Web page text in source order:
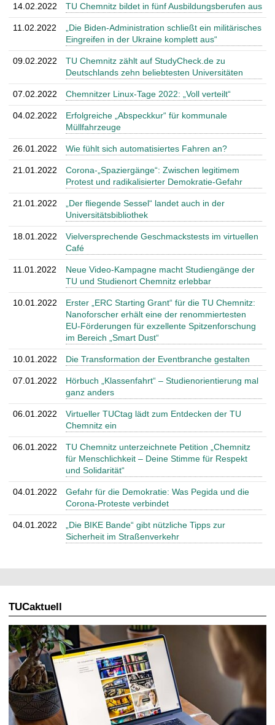
14.02.2022 TU Chemnitz bildet in fünf Ausbildungsberufen aus
11.02.2022
„Die Biden-Administration schließt ein militärisches
Eingreifen in der Ukraine komplett aus“
09.02.2022
TU Chemnitz zählt auf StudyCheck.de zu
Deutschlands zehn beliebtesten Universitäten
07.02.2022 Chemnitzer Linux-Tage 2022: „Voll verteilt“
04.02.2022
Erfolgreiche „Abspeckkur“ für kommunale
Müllfahrzeuge
26.01.2022 Wie fühlt sich automatisiertes Fahren an?
21.01.2022
Corona-„Spaziergänge“: Zwischen legitimem
Protest und radikalisierter Demokratie-Gefahr
21.01.2022
„Der fliegende Sessel“ landet auch in der
Universitätsbibliothek
18.01.2022
Vielversprechende Geschmackstests im virtuellen
Café
11.01.2022
Neue Video-Kampagne macht Studiengänge der
TU und Studienort Chemnitz erlebbar
10.01.2022
Erster „ERC Starting Grant“ für die TU Chemnitz:
Nanoforscher erhält eine der renommiertesten
EU-Förderungen für exzellente Spitzenforschung
im Bereich „Smart Dust“
10.01.2022 Die Transformation der Eventbranche gestalten
07.01.2022
Hörbuch „Klassenfahrt“ – Studienorientierung mal
ganz anders
06.01.2022
Virtueller TUCtag lädt zum Entdecken der TU
Chemnitz ein
06.01.2022
TU Chemnitz unterzeichnete Petition „Chemnitz
für Menschlichkeit – Deine Stimme für Respekt
und Solidarität“
04.01.2022
Gefahr für die Demokratie: Was Pegida und die
Corona-Proteste verbindet
04.01.2022
„Die BIKE Bande“ gibt nützliche Tipps zur
Sicherheit im Straßenverkehr
TUCaktuell